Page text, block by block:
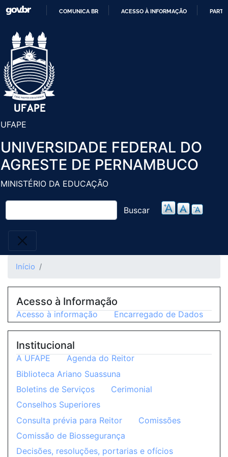
Pular
COMUNICA BR ACESSO À INFORMAÇÃO
UFAPE
UNIVERSIDADE FEDERAL DO
AGRESTE DE PERNAMBUCO
MINISTÉRIO DA EDUCAÇÃO
Buscar
Início
Acesso à Informação
Acesso à informação Encarregado de Dados
Institucional
A UFAPE
Agenda do Reitor
Biblioteca Ariano Suassuna
Boletins de Serviços
Cerimonial
Conselhos Superiores
Consulta prévia para Reitor
Comissões
Comissão de Biossegurança
Decisões, resoluções, portarias e ofícios